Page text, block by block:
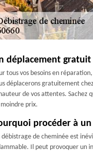
déplacement
tous vos besoins en
déplacerons gratuitement
de vos attentes. Sachez
prix.
procéder à
débistrage de cheminée est
Il peut provoquer un